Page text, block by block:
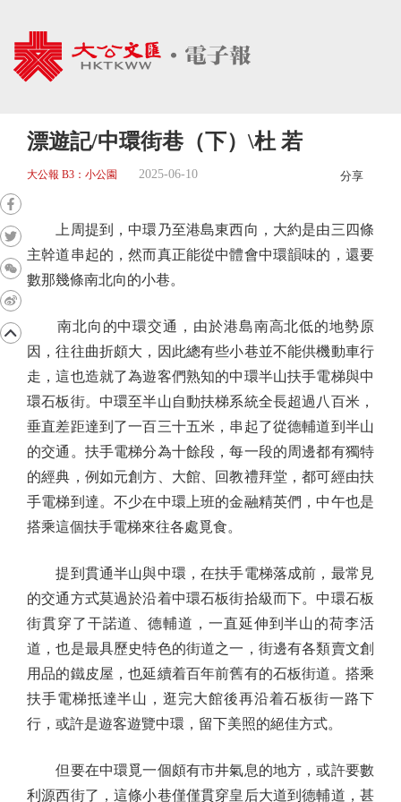
漂遊記/中環街巷（下）\杜 若
大公報 B3：小公園 2025-06-10 分享
上周提到，中環乃至港島東西向，大約是由三四條
主幹道串起的，然而真正能從中體會中環韻味的，還要
數那幾條南北向的小巷。
南北向的中環交通，由於港島南高北低的地勢原
因，往往曲折頗大，因此總有些小巷並不能供機動車行
走，這也造就了為遊客們熟知的中環半山扶手電梯與中
環石板街。中環至半山自動扶梯系統全長超過八百米，
垂直差距達到了一百三十五米，串起了從德輔道到半山
的交通。扶手電梯分為十餘段，每一段的周邊都有獨特
的經典，例如元創方、大館、回教禮拜堂，都可經由扶
手電梯到達。不少在中環上班的金融精英們，中午也是
搭乘這個扶手電梯來往各處覓食。
提到貫通半山與中環，在扶手電梯落成前，最常見
的交通方式莫過於沿着中環石板街拾級而下。中環石板
街貫穿了干諾道、德輔道，一直延伸到半山的荷李活
道，也是最具歷史特色的街道之一，街邊有各類賣文創
用品的鐵皮屋，也延續着百年前舊有的石板街道。搭乘
扶手電梯抵達半山，逛完大館後再沿着石板街一路下
行，或許是遊客遊覽中環，留下美照的絕佳方式。
但要在中環覓一個頗有市井氣息的地方，或許要數
利源西街了，這條小巷僅僅貫穿皇后大道到德輔道，甚